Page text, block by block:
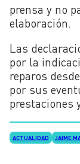
prensa y no
elaboración.
Las
por la
reparos
por sus
prestaciones
ACTUALIDAD JAIME